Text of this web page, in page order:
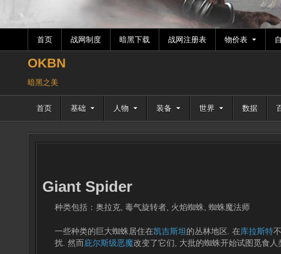
首页 战网制度 暗黑下载 战网注册表 物价表
OKBN
暗黑之美
首页 基础 人物 装备 世界 数据
Giant Spider
种类包括：奥拉克, 毒气旋转者, 火焰蜘蛛, 蜘蛛魔法师
一些种类的巨大蜘蛛居住在凯吉斯坦的丛林地区. 在库拉斯特
扰. 然而庇尔斯级恶魔改变了它们, 大批的蜘蛛开始试图觅食